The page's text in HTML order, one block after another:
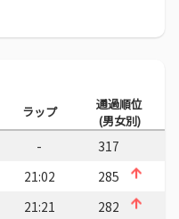
ラップ
通過順位
(男女別)
-
317
21:02
285
21:21
282